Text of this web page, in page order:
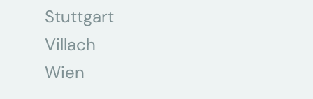
Stuttgart
Villach
Wien